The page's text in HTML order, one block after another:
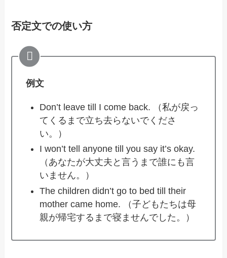
否定文での使い方
例文
Don’t leave till I come back. （私が戻っ
てくるまで立ち去らないでくださ
い。）
I won’t tell anyone till you say it’s okay.
（あなたが大丈夫と言うまで誰にも言
いません。）
The children didn’t go to bed till their
mother came home. （子どもたちは母
親が帰宅するまで寝ませんでした。）